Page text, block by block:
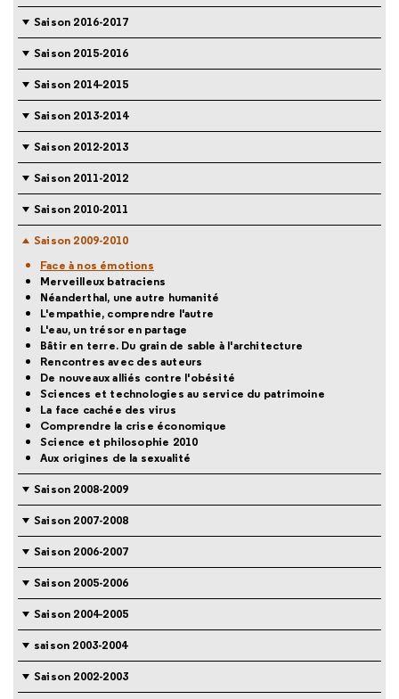
Saison 2016-2017
Saison 2015-2016
Saison 2014-2015
Saison 2013-2014
Saison 2012-2013
Saison 2011-2012
Saison 2010-2011
Saison 2009-2010
Face à nos émotions
Merveilleux batraciens
Néanderthal, une autre humanité
L'empathie, comprendre l'autre
L'eau, un trésor en partage
Bâtir en terre. Du grain de sable à l'architecture
Rencontres avec des auteurs
De nouveaux alliés contre l'obésité
Sciences et technologies au service du patrimoine
La face cachée des virus
Comprendre la crise économique
Science et philosophie 2010
Aux origines de la sexualité
Saison 2008-2009
Saison 2007-2008
Saison 2006-2007
Saison 2005-2006
Saison 2004-2005
saison 2003-2004
Saison 2002-2003